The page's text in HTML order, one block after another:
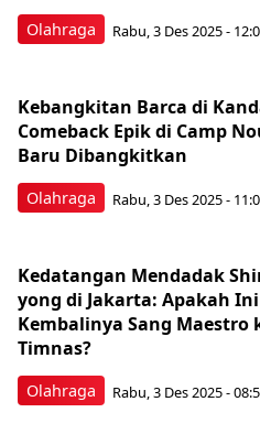
Olahraga Rabu, 3 Des 2025 -
Olahraga
Kebangkitan Barca di
Comeback Epik di Camp
Baru Dibangkitkan
Rabu, 3 Des 2025 -
Olahraga
Kedatangan Mendadak
yong di Jakarta: Apakah
Kembalinya Sang Maestro
Timnas?
Rabu, 3 Des 2025 -